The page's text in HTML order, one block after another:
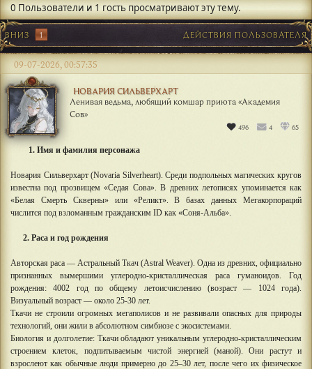
0 Пользователи и 1 гость просматривают эту тему.
ВНИЗ 1 ДЕЙСТВИЯ ПОЛЬЗОВАТЕЛЯ
НОВАРИЯ СИЛЬВЕРХАРТ
Ленивая ведьма, любящий комшар приюта «Академия
Сов»
496 4 65
09-07-2026, 00:57:35
1. Имя и фамилия персонажа
Новария Сильверхарт (Novaria Silverheart). Среди подпольных магических кругов
известна под прозвищем «Седая Сова». В древних летописях упоминается как
«Белая Смерть Скверны» или «Реликт». В базах данных Мегакорпораций
числится под взломанным гражданским ID как «Соня-Альба».
2. Раса и год рождения
Авторская раса — Астральный Ткач (Astral Weaver). Одна из древних, официально
признанных вымершими углеродно-кристаллическая раса гуманоидов. Год
рождения: 4002 год по общему летоисчислению (возраст — 1024 года).
Визуальный возраст — около 25-30 лет.
Ткачи не строили огромных мегаполисов и не развивали опасных для природы
технологий, они жили в абсолютном симбиозе с экосистемами.
Биология и долголетие: Ткачи обладают уникальным углеродно-кристаллическим
строением клеток, подпитываемым чистой энергией (маной). Они растут и
взрослеют как обычные люди примерно до 25–30 лет, после чего их физическое